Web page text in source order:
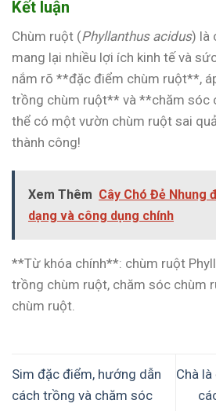
Kết luận
Chùm ruột (Phyllanthus acidus) là
mang lại nhiều lợi ích kinh tế và
nắm rõ **đặc điểm chùm ruột**,
trồng chùm ruột** và **chăm sóc
thể có một vườn chùm ruột sai
thành công!
Xem Thêm Cây Chó Đẻ Nhung
dạng và công dụng chính
**Từ khóa chính**: chùm ruột
trồng chùm ruột, chăm sóc chùm
chùm ruột.
Sim đặc điểm, hướng dẫn
cách trồng và chăm sóc
Chà